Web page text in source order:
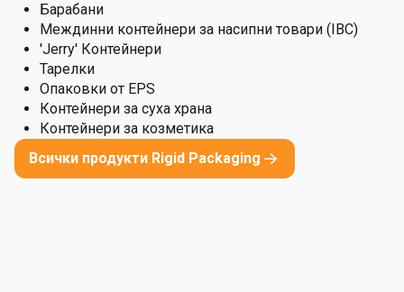
Барабани
Междинни контейнери за насипни товари (IBC)
'Jerry' Контейнери
Тарелки
Опаковки от EPS
Контейнери за суха храна
Контейнери за козметика
Всички продукти Rigid Packaging